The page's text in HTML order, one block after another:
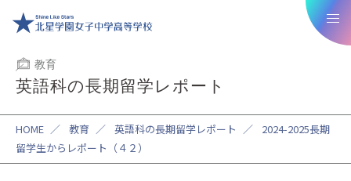
教育
英語科の長期留学レポート
HOME ／ 教育 ／ 英語科の長期留学レポート ／
2024-2025長期
留学生からレポート（４２）